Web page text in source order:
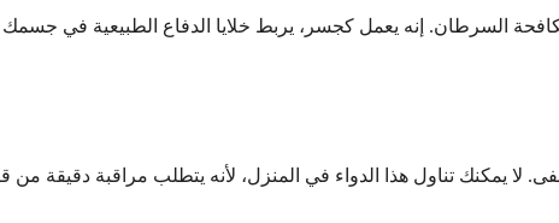
السرطان. إنه يعمل كجسر، يربط خلايا الدفاع الطبيعية في جسمك